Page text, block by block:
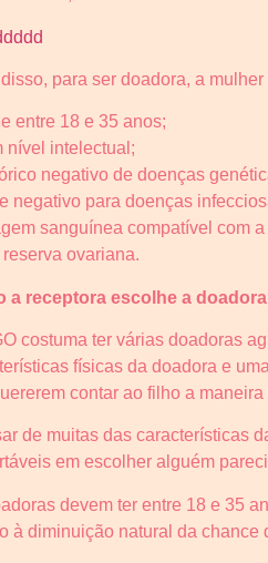
para ser doadora, a
entre 18 e 35 anos;
nível intelectual;
negativo de doenças
negativo para doenças
sanguínea compatível com
reserva ovariana.
a receptora escolhe a
costuma ter várias doadoras
físicas da doadora e
contar ao filho a
de muitas das características
em escolher alguém
devem ter entre 18 e 35
à diminuição natural da chance